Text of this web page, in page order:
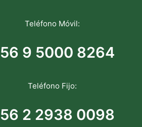
Teléfono Móvil:
9 5000 8264
Teléfono Fijo:
2 2938 0098